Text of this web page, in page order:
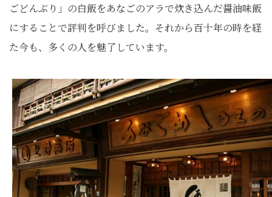
ごどんぶり」の白飯をあなごのアラで炊き込んだ醤油味飯
にすることで評判を呼びました。それから百十年の時を経
た今も、多くの人を魅了しています。